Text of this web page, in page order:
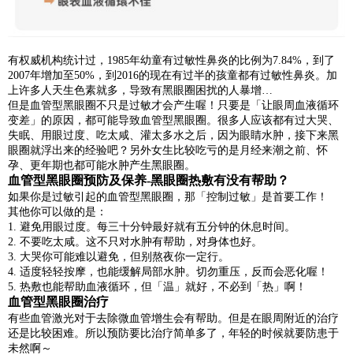
有权威机构统计过，1985年幼童有过敏性鼻炎的比例为7.84%，到了
2007年增加至50%，到2016的现在有过半的孩童都有过敏性鼻炎。加
上许多人天生色素就多，导致有黑眼圈困扰的人暴增…
但是血管型黑眼圈不只是过敏才会产生喔！只要是「让眼周血液循环
变差」的原因，都可能导致血管型黑眼圈。很多人应该都有过大哭、
失眠、用眼过度、吃太咸、灌太多水之后，因为眼睛水肿，接下来黑
眼圈就浮出来的经验吧？另外女生比较吃亏的是月经来潮之前、怀
孕、更年期也都可能水肿产生黑眼圈。
血管型黑眼圈预防及保养-黑眼圈热敷有没有帮助？
如果你是过敏引起的血管型黑眼圈，那「控制过敏」是首要工作！
其他你可以做的是：
1.
避免用眼过度。每三十分钟最好就有五分钟的休息时间。
2. 不要吃太咸。这不只对水肿有帮助，对身体也好。
3. 大哭你可能难以避免，但别熬夜你一定行。
4. 适度轻轻按摩，也能缓解局部水肿。切勿重压，反而会恶化喔！
5. 热敷也能帮助血液循环，但「温」就好，不必到「热」啊！
血管型黑眼圈治疗
有些血管激光对于去除微血管增生会有帮助。但是在眼周附近的治疗
还是比较困难。所以预防要比治疗简单多了，年轻的时候就要防患于
未然啊～